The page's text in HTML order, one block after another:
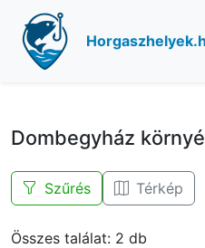
Dombegyház
Szűrés Térkép
Összes találat: 2 db